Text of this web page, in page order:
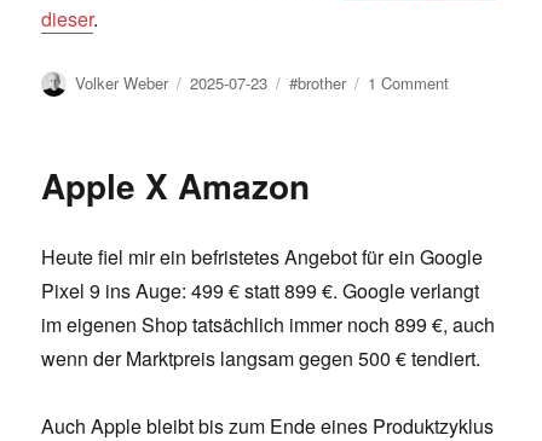
dieser.
Author
Volker Weber
Posted
2025-07-23 Tags
#brother 1 Commenton
Apple X Amazon
Heute fiel mir ein befristetes Angebot für ein Google
Pixel 9 ins Auge: 499 € statt 899 €. Google verlangt
im eigenen Shop tatsächlich immer noch 899 €, auch
wenn der Marktpreis langsam gegen 500 € tendiert.
Auch Apple bleibt bis zum Ende eines Produktzyklus